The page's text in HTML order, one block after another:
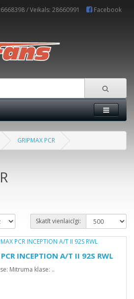
/ Veikals: 28660991 Facebook
GRIPMAX PCR
Skatīt vienlaicīgi:
INCEPTION A/T II 92S RWL
Mitruma klase: ..